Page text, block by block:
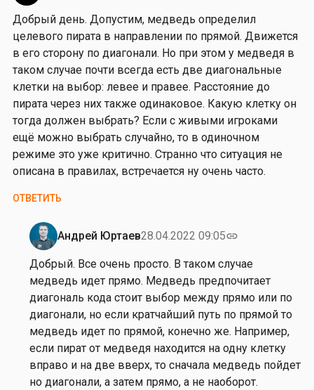
о
р
и
я
К
у
р
у
ч
Добрый день. Допустим, медведь определил
целевого пирата в направлении по прямой. Движется
в его сторону по диагонали. Но при этом у медведя в
таком случае почти всегда есть две диагональные
клетки на выбор: левее и правее. Расстояние до
пирата через них также одинаковое. Какую клетку он
тогда должен выбрать? Если с живыми игроками
ещё можно выбрать случайно, то в одиночном
режиме это уже критично. Странно что ситуация не
описана в правилах, встречается ну очень часто.
ОТВЕТИТЬ
Андрей Юртаев28.04.2022 09:05link
Ответ
на
от
А
л
е
к
с
е
Добрый. Все очень просто. В таком случае
медведь идет прямо. Медведь предпочитает
диагональ кода стоит выбор между прямо или по
диагонали, но если кратчайший путь по прямой то
медведь идет по прямой, конечно же. Например,
если пират от медведя находится на одну клетку
вправо и на две вверх, то сначала медведь пойдет
но диагонали, а затем прямо, а не наоборот.